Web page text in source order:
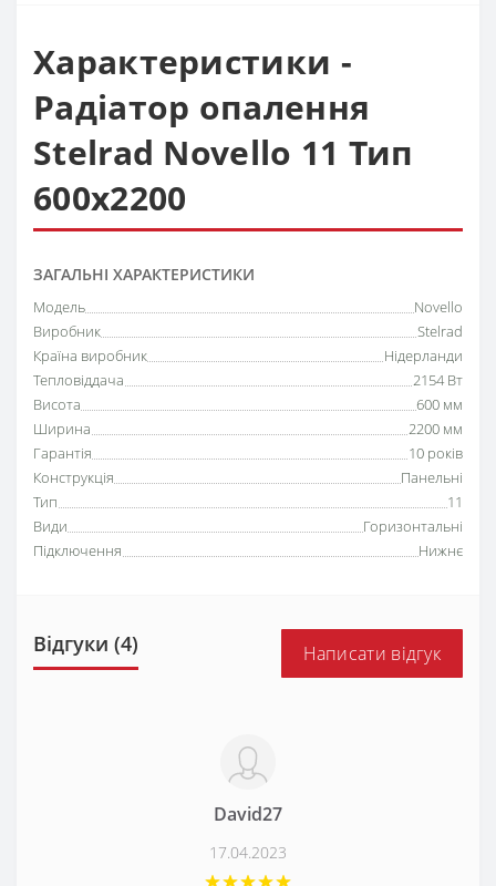
Характеристики -
Радіатор опалення
Stelrad Novello 11 Тип
600х2200
ЗАГАЛЬНІ ХАРАКТЕРИСТИКИ
Модель
Novello
Виробник
Stelrad
Країна виробник
Нідерланди
Тепловіддача
2154 Вт
Висота
600 мм
Ширина
2200 мм
Гарантія
10 років
Конструкція
Панельні
Тип
11
Види
Горизонтальні
Підключення
Нижнє
Відгуки (4) Написати відгук
David27
17.04.2023